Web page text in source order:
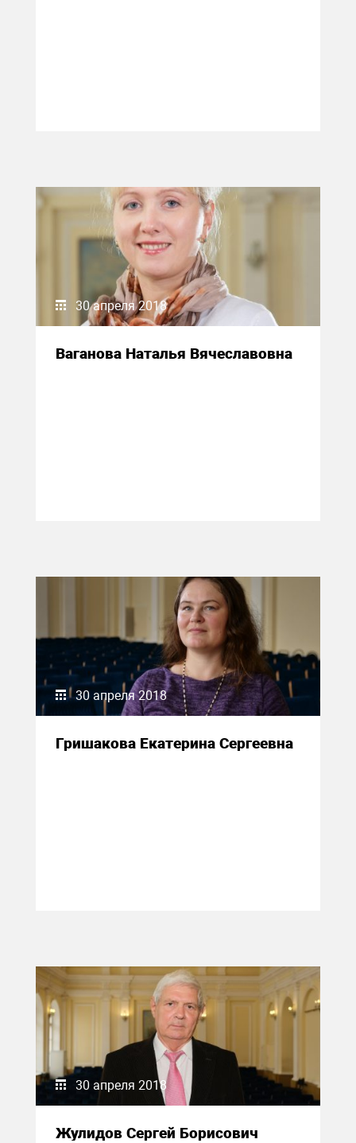
30 апреля 2018
Ваганова Наталья Вячеславовна
30 апреля 2018
Гришакова Екатерина Сергеевна
30 апреля 2018
Жулидов Сергей Борисович